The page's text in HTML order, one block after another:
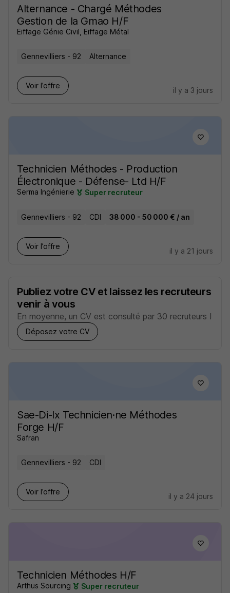
Alternance - Chargé Méthodes
Gestion de la Gmao H/F
Eiffage Génie Civil, Eiffage Métal
Gennevilliers - 92 Alternance
Voir l’offre
il y a 3 jours
Technicien Méthodes - Production
Électronique - Défense- Ltd H/F
Serma Ingénierie Super recruteur
Gennevilliers - 92 CDI 38 000 - 50 000 € / an
Voir l’offre
il y a 21 jours
Publiez votre CV et laissez les recruteurs
venir à vous
En moyenne, un CV est consulté par 30 recruteurs !
Déposez votre CV
Sae-Di-Ix Technicien·ne Méthodes
Forge H/F
Safran
Gennevilliers - 92 CDI
Voir l’offre
il y a 24 jours
Technicien Méthodes H/F
Arthus Sourcing Super recruteur